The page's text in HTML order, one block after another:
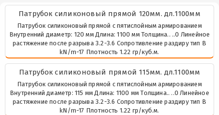
Патрубок силиконовый прямой 120мм. дл.1100мм
Патрубок силиконовый прямой с пятислойным армированием
Внутренний диаметр: 120 мм Длина: 1100 мм Толщина.. ..0 Линейное
растяжение после разрыва 3.2-3.6 Сопротивление раздиру тип В
kN/m-17 Плотность 1.22 гр/куб.м.
Патрубок силиконовый прямой 115мм. дл.1100мм
Патрубок силиконовый прямой с пятислойным армированием
Внутренний диаметр: 115 мм Длина: 1100 мм Толщина.. ..0 Линейное
растяжение после разрыва 3.2-3.6 Сопротивление раздиру тип В
kN/m-17 Плотность 1.22 гр/куб.м.